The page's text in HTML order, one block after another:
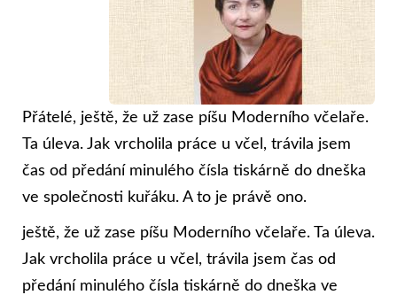
Přátelé, ještě, že už zase píšu Moderního včelaře.
Ta úleva. Jak vrcholila práce u včel, trávila jsem
čas od předání minulého čísla tiskárně do dneška
ve společnosti kuřáku. A to je právě ono.
ještě, že už zase píšu Moderního včelaře. Ta úleva.
Jak vrcholila práce u včel, trávila jsem čas od
předání minulého čísla tiskárně do dneška ve